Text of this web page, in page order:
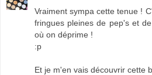
Vraiment sympa cette tenue !
fringues pleines de pep's et
où on déprime !
:p
Et je m'en vais découvrir cette